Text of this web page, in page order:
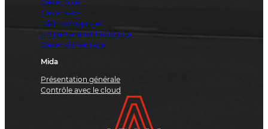
Casier frais
Casier secs
Bâtir votre projet
Un partenariat historique
Casier alimentaire
Mida
Présentation générale
Contrôle avec le cloud